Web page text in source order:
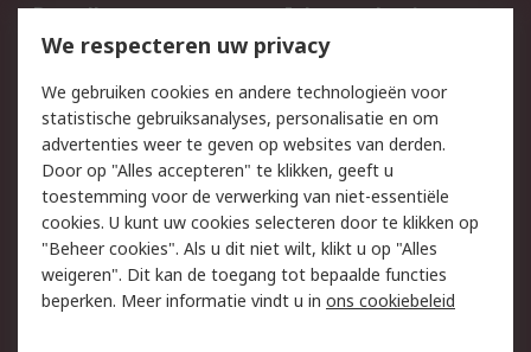
Bestellen
Inkoopoplossingen
Retouren
Technisch advies
Track & Trace
Wettelijk
Cookiebeleid
Email veiligheid
Privacybeleid -
Bijgewerkt
Websitevoorwaarden
Algemene
verkoopvoorwaarden
We respecteren uw privacy
We gebruiken cookies en andere technologieën voor
statistische gebruiksanalyses, personalisatie en om
advertenties weer te geven op websites van derden.
Door op "Alles accepteren" te klikken, geeft u
toestemming voor de verwerking van niet-essentiële
cookies. U kunt uw cookies selecteren door te klikken op
"Beheer cookies". Als u dit niet wilt, klikt u op "Alles
weigeren". Dit kan de toegang tot bepaalde functies
beperken. Meer informatie vindt u in ons cookiebeleid